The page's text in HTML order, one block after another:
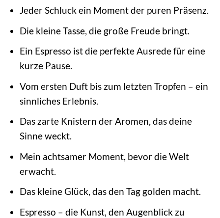
Jeder Schluck ein Moment der puren Präsenz.
Die kleine Tasse, die große Freude bringt.
Ein Espresso ist die perfekte Ausrede für eine
kurze Pause.
Vom ersten Duft bis zum letzten Tropfen – ein
sinnliches Erlebnis.
Das zarte Knistern der Aromen, das deine
Sinne weckt.
Mein achtsamer Moment, bevor die Welt
erwacht.
Das kleine Glück, das den Tag golden macht.
Espresso – die Kunst, den Augenblick zu